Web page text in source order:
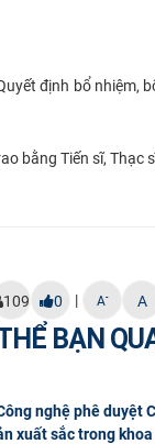
định bổ nhiệm,
bằng Tiến sĩ, Thạc
109 0 | A- A
BẠN
nghệ phê duyệt
xuất sắc trong